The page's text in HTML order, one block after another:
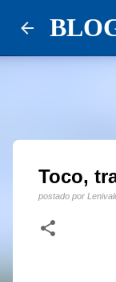
Toco,
postado por